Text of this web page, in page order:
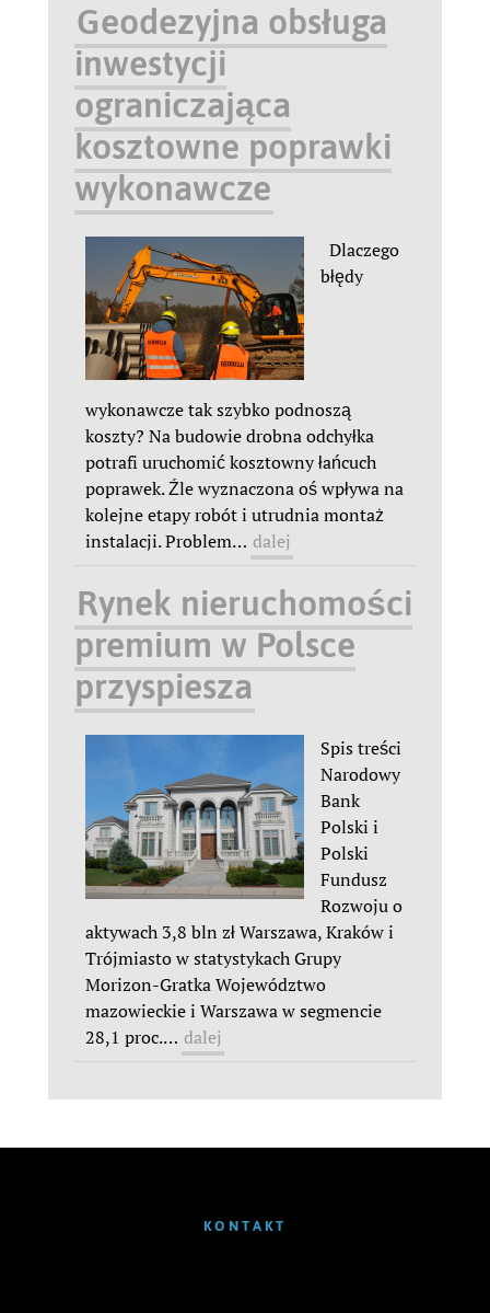
Geodezyjna obsługa
inwestycji
ograniczająca
kosztowne poprawki
wykonawcze
Dlaczego
błędy
wykonawcze tak szybko podnoszą
koszty? Na budowie drobna odchyłka
potrafi uruchomić kosztowny łańcuch
poprawek. Źle wyznaczona oś wpływa na
kolejne etapy robót i utrudnia montaż
instalacji. Problem… dalej
Rynek nieruchomości
premium w Polsce
przyspiesza
Spis treści
Narodowy
Bank
Polski i
Polski
Fundusz
Rozwoju o
aktywach 3,8 bln zł Warszawa, Kraków i
Trójmiasto w statystykach Grupy
Morizon-Gratka Województwo
mazowieckie i Warszawa w segmencie
28,1 proc.… dalej
KONTAKT